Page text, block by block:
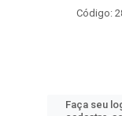
Código:
Faça seu